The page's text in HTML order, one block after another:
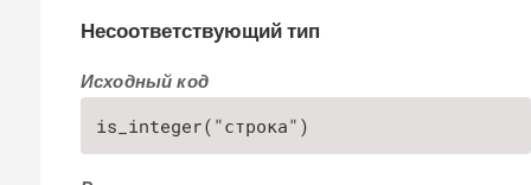
Несоответствующий тип
Исходный код
is_integer("строка")